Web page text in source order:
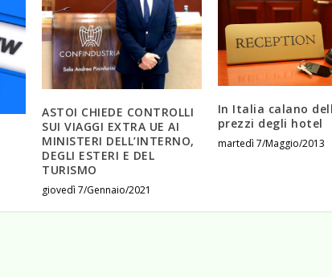
ASTOI CHIEDE CONTROLLI
SUI VIAGGI EXTRA UE AI
MINISTERI DELL’INTERNO,
DEGLI ESTERI E DEL
TURISMO
giovedì 7/Gennaio/2021
In Italia calano
prezzi degli hotel
martedì 7/Maggio/2013